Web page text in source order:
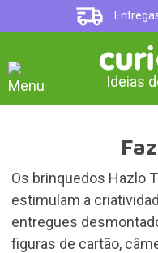
Ideias
Os brinquedos Hazlo
estimulam a
entregues
figuras de cartão,